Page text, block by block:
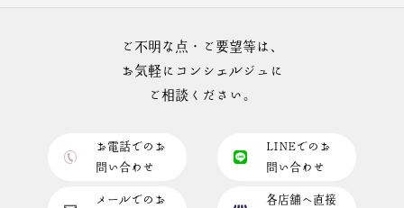
ご不明な点・ご要望等は、
お気軽にコンシェルジュに
ご相談ください。
お電話でのお
問い合わせ
LINEでのお
問い合わせ
メールでのお
各店舗へ直接